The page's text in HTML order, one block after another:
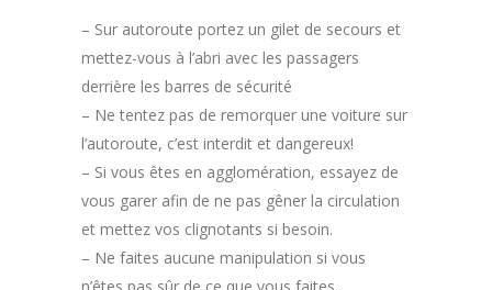
– Sur autoroute portez un gilet de secours et
mettez-vous à l’abri avec les passagers
derrière les barres de sécurité
– Ne tentez pas de remorquer une voiture sur
l’autoroute, c’est interdit et dangereux!
– Si vous êtes en agglomération, essayez de
vous garer afin de ne pas gêner la circulation
et mettez vos clignotants si besoin.
– Ne faites aucune manipulation si vous